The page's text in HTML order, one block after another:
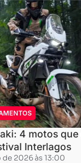
4 motos
Interlagos
de 2026 às 13:00